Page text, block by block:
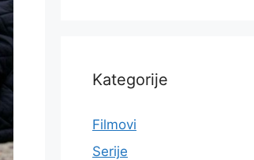
Kategorije
Filmovi
Serije